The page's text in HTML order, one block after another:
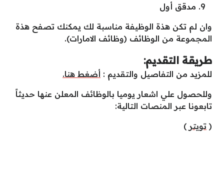
مدقق أول
وان لم تكن هذة الوظيفة مناسبة لك يمكنك تصفح هذة
المجموعة من الوظائف (وظائف الامارات).
طريقة التقديم:
للمزيد من التفاصيل والتقديم : أضغط هنا.
وللحصول علي اشعار يوميا بالوظائف المعلن عنها حديثاً
تابعونا عبر المنصات التالية:
( تويتر )